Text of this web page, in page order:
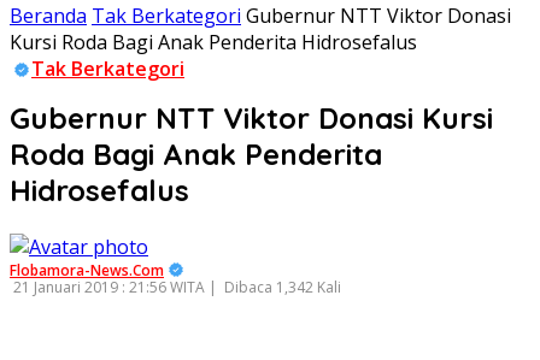
Beranda Tak Berkategori Gubernur NTT Viktor Donasi
Kursi Roda Bagi Anak Penderita Hidrosefalus
Tak Berkategori
Gubernur NTT Viktor Donasi Kursi
Roda Bagi Anak Penderita
Hidrosefalus
Flobamora-News.Com
21 Januari 2019 : 21:56 WITA | Dibaca 1,342 Kali